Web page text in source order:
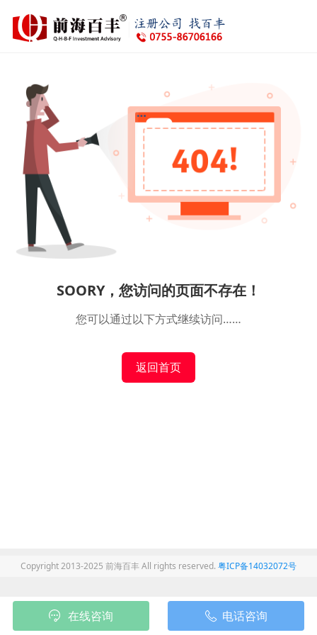
SOORY，您访问的页面不存在！
您可以通过以下方式继续访问……
返回首页
Copyright 2013-2025 前海百丰 All rights reserved. 粤ICP备14032072号
在线咨询 电话咨询